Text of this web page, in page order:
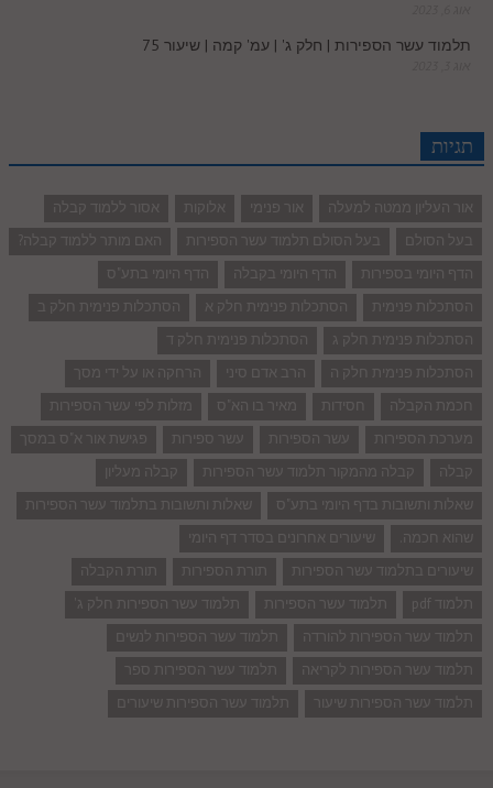
תלמוד עשר הספירות | חלק ג' | עמ' קמה | שיעור 75
תגיות
אור העליון ממטה למעלה אור פנימי אלוקות
אסור ללמוד קבלה
בעל הסולם
בעל הסולם תלמוד עשר הספירות
האם מותר ללמוד קבלה?
הדף היומי בספירות
הדף היומי בקבלה
הדף היומי בתע"ס
הסתכלות פנימית
הסתכלות פנימית חלק א
הסתכלות פנימית חלק ב
הסתכלות פנימית חלק ג
הסתכלות פנימית חלק ד
הסתכלות פנימית חלק ה
הרב אדם סיני
הרחקה או על ידי מסך
חכמת הקבלה
חסידות מאיר בו הא"ס
מזלות לפי עשר הספירות
מערכת הספירות
עשר הספירות עשר ספירות
פגישת אור א"ס במסך
קבלה
קבלה מהמקור תלמוד עשר הספירות
קבלה מעליון
שאלות ותשובות בדף היומי בתע"ס
שאלות ותשובות בתלמוד עשר הספירות
שהוא חכמה.
שיעורים אחרונים בסדר דף היומי
שיעורים בתלמוד עשר הספירות
תורת הספירות
תורת הקבלה
תלמוד pdf
תלמוד עשר הספירות
תלמוד עשר הספירות חלק ג'
תלמוד עשר הספירות להורדה
תלמוד עשר הספירות לנשים
תלמוד עשר הספירות לקריאה
תלמוד עשר הספירות ספר
תלמוד עשר הספירות שיעור
תלמוד עשר הספירות שיעורים